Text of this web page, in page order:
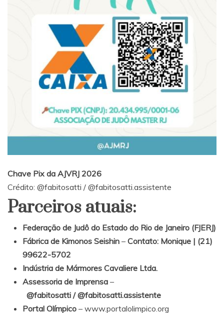
Chave Pix da AJVRJ 2026
Crédito: @fabitosatti / @fabitosatti.assistente
Parceiros atuais:
Federação de Judô do Estado do Rio de Janeiro (FJERJ)
Fábrica de Kimonos Seishin – Contato: Monique | (21)
99622-5702
Indústria de Mármores Cavaliere Ltda.
Assessoria de Imprensa –
@fabitosatti /@fabitosatti.assistente
Portal Olímpico – www.portalolimpico.org